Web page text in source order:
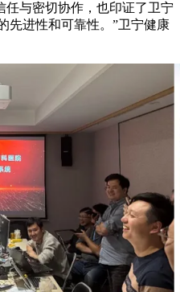
任与密切协作，也印证了卫宁
先进性和可靠性。”卫宁健康